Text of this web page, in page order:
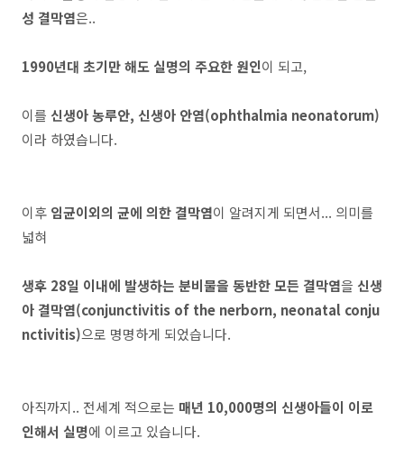
성 결막염은..
1990년대 초기만 해도 실명의 주요한 원인이 되고,
이를 신생아 농루안, 신생아 안염(ophthalmia neonatorum)
이라 하였습니다.
이후 임균이외의 균에 의한 결막염이 알려지게 되면서... 의미를
넓혀
생후 28일 이내에 발생하는 분비물을 동반한 모든 결막염을 신생
아 결막염(conjunctivitis of the nerborn, neonatal conju
nctivitis)으로 명명하게 되었습니다.
아직까지.. 전세계 적으로는 매년 10,000명의 신생아들이 이로
인해서 실명에 이르고 있습니다.